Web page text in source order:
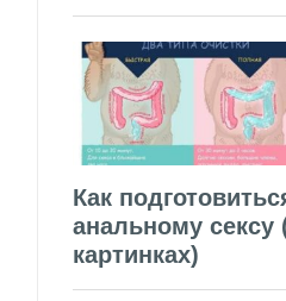
Как
анальному сексу
картинках)